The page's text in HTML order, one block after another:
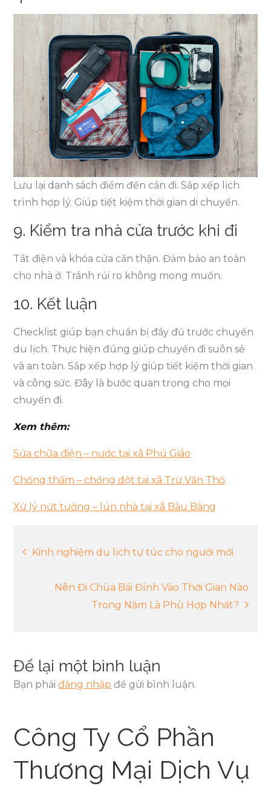
Lưu lại danh sách điểm đến cần đi. Sắp xếp lịch
trình hợp lý. Giúp tiết kiệm thời gian di chuyển.
9. Kiểm tra nhà cửa trước khi đi
Tắt điện và khóa cửa cẩn thận. Đảm bảo an toàn
cho nhà ở. Tránh rủi ro không mong muốn.
10. Kết luận
Checklist giúp bạn chuẩn bị đầy đủ trước chuyến
du lịch. Thực hiện đúng giúp chuyến đi suôn sẻ
và an toàn. Sắp xếp hợp lý giúp tiết kiệm thời gian
và công sức. Đây là bước quan trọng cho mọi
chuyến đi.
Xem thêm:
Sửa chữa điện – nước tại xã Phú Giáo
Chống thấm – chống dột tại xã Trừ Văn Thố
Xử lý nứt tường – lún nhà tại xã Bàu Bàng
Điều
hướng
Kinh nghiệm du lịch tự túc cho người mới
Nên Đi Chùa Bái Đính Vào Thời Gian Nào
Trong Năm Là Phù Hợp Nhất?
Để lại một bình luận
Bạn phảiđăng nhập để gửi bình luận.
Công Ty Cổ Phần
Thương Mại Dịch Vụ